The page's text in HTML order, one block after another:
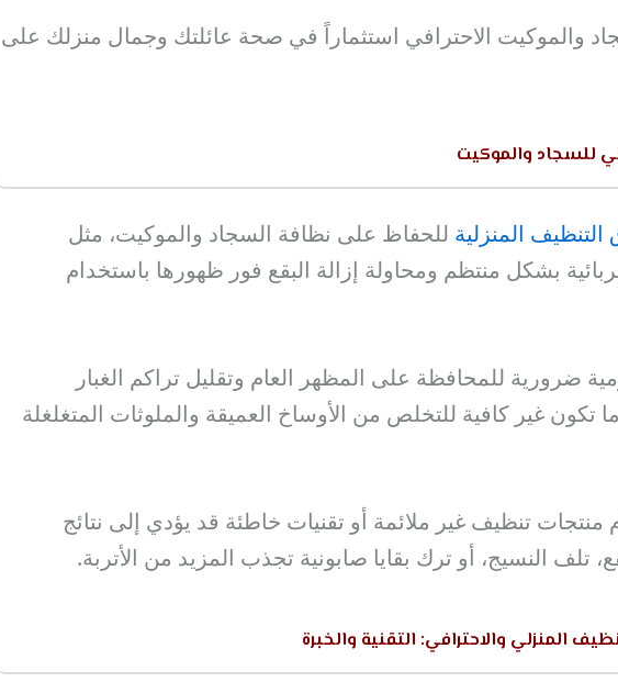
والموكيت الاحترافي استثماراً في صحة عائلتك وجمال منزلك على
للسجاد والموكيت
المنزلية للحفاظ على نظافة السجاد والموكيت، مثل
بشكل منتظم ومحاولة إزالة البقع فور ظهورها باستخدام
ضرورية للمحافظة على المظهر العام وتقليل تراكم الغبار
ما تكون غير كافية للتخلص من الأوساخ العميقة والملوثات المتغلغلة
تنظيف غير ملائمة أو تقنيات خاطئة قد يؤدي إلى نتائج
تلف النسيج، أو ترك بقايا صابونية تجذب المزيد من الأتربة.
المنزلي والاحترافي: التقنية والخبرة